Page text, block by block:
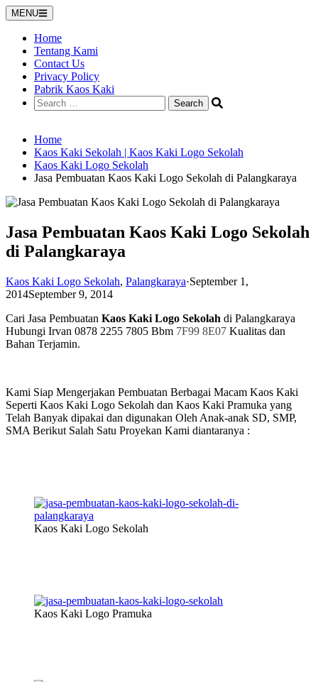
Skip
to
content
MENU
Home
Tentang Kami
Contact Us
Privacy Policy
Pabrik Kaos Kaki
Search
for:
Home
Kaos Kaki Sekolah | Kaos Kaki Logo Sekolah
Kaos Kaki Logo Sekolah
Jasa Pembuatan Kaos Kaki Logo Sekolah di Palangkaraya
Jasa Pembuatan Kaos Kaki Logo Sekolah
di Palangkaraya
Kaos Kaki Logo Sekolah, Palangkaraya·September 1,
2014September 9, 2014
Cari Jasa Pembuatan Kaos Kaki Logo Sekolah di Palangkaraya
Hubungi Irvan 0878 2255 7805 Bbm 7F99 8E07 Kualitas dan
Bahan Terjamin.
Kami Siap Mengerjakan Pembuatan Berbagai Macam Kaos Kaki
Seperti Kaos Kaki Logo Sekolah dan Kaos Kaki Pramuka yang
Telah Banyak dipakai dan digunakan Oleh Anak-anak SD, SMP,
SMA Berikut Salah Satu Proyekan Kami diantaranya :
Kaos Kaki Logo Sekolah
Kaos Kaki Logo Pramuka